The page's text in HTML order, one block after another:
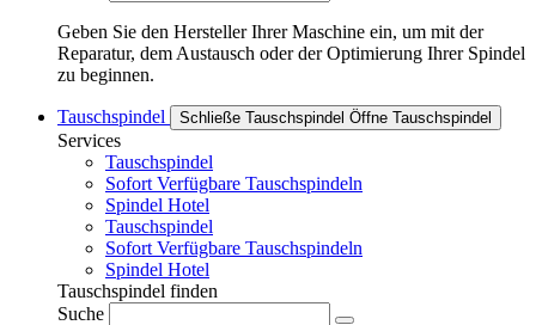
Geben Sie den Hersteller Ihrer Maschine ein, um mit der
Reparatur, dem Austausch oder der Optimierung Ihrer Spindel
zu beginnen.
Tauschspindel Schließe Tauschspindel Öffne Tauschspindel
Services
Tauschspindel
Sofort Verfügbare Tauschspindeln
Spindel Hotel
Tauschspindel
Sofort Verfügbare Tauschspindeln
Spindel Hotel
Tauschspindel finden
Suche